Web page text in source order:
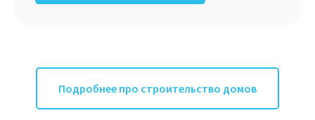
Подробнее про строительство домов